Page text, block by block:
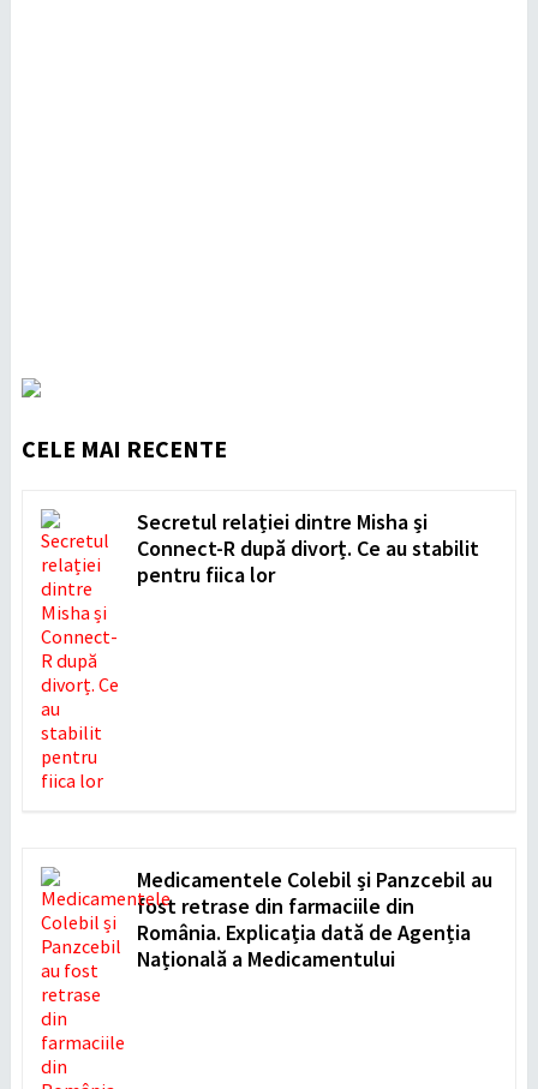
CELE MAI RECENTE
Secretul relației dintre Misha și
Connect-R după divorț. Ce au stabilit
pentru fiica lor
Medicamentele Colebil și Panzcebil au
fost retrase din farmaciile din
România. Explicația dată de Agenția
Națională a Medicamentului